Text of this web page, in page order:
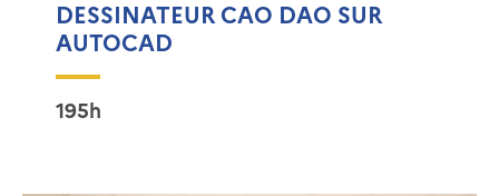
DESSINATEUR CAO DAO SUR
AUTOCAD
195h